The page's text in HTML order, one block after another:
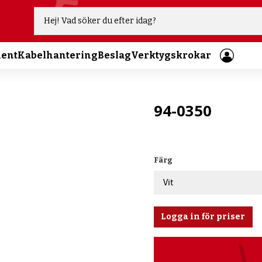
KabelhanteringBeslagVerktygskrokar
94-0350
Färg
Logga in för priser